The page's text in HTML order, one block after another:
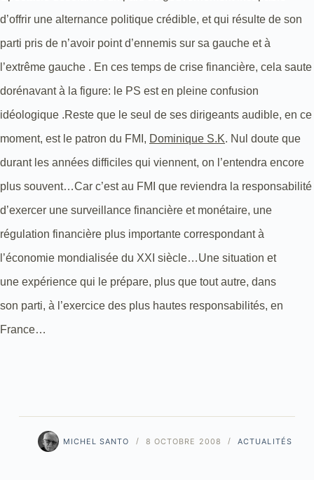
d’offrir une alternance politique crédible, et qui résulte de son
parti pris de n’avoir point d’ennemis sur sa gauche et à
l’extrême gauche . En ces temps de crise financière, cela saute
dorénavant à la figure: le PS est en pleine confusion
idéologique .Reste que le seul de ses dirigeants audible, en ce
moment, est le patron du FMI, Dominique S.K. Nul doute que
durant les années difficiles qui viennent, on l’entendra encore
plus souvent…Car c’est au FMI que reviendra la responsabilité
d’exercer une surveillance financière et monétaire, une
régulation financière plus importante correspondant à
l’économie mondialisée du XXI siècle…Une situation et
une expérience qui le prépare, plus que tout autre, dans
son parti, à l’exercice des plus hautes responsabilités, en
France…
MICHEL SANTO 8 OCTOBRE 2008 ACTUALITÉS